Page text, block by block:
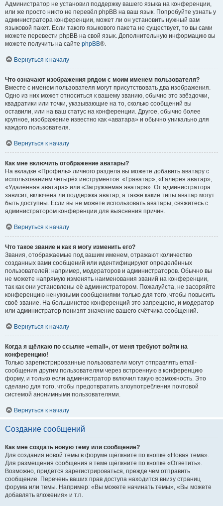
Администратор не установил поддержку вашего языка на конференции,
или же просто никто не перевёл phpBB на ваш язык. Попробуйте узнать у
администратора конференции, может ли он установить нужный вам
языковой пакет. Если такого языкового пакета не существует, то вы сами
можете перевести phpBB на свой язык. Дополнительную информацию вы
можете получить на сайте phpBB®.
Вернуться к началу
Что означают изображения рядом с моим именем пользователя?
Вместе с именем пользователя могут присутствовать два изображения.
Одно из них может относиться к вашему званию, обычно это звёздочки,
квадратики или точки, указывающие на то, сколько сообщений вы
оставили, или на ваш статус на конференции. Другое, обычно более
крупное, изображение известно как «аватара» и обычно уникально для
каждого пользователя.
Вернуться к началу
Как мне включить отображение аватары?
На вкладке «Профиль» личного раздела вы можете добавить аватару с
использованием четырёх инструментов: «Граватар», «Галерея аватар»,
«Удалённая аватара» или «Загружаемая аватара». От администратора
зависит, включена ли поддержка аватар, а также какие типы аватар могут
быть доступны. Если вы не можете использовать аватары, свяжитесь с
администратором конференции для выяснения причин.
Вернуться к началу
Что такое звание и как я могу изменить его?
Звания, отображаемые под вашим именем, отражают количество
созданных вами сообщений или идентифицируют определённых
пользователей: например, модераторов и администраторов. Обычно вы
не можете напрямую изменять наименования званий на конференции,
так как они установлены её администратором. Пожалуйста, не засоряйте
конференцию ненужными сообщениями только для того, чтобы повысить
своё звание. На большинстве конференций это запрещено, и модератор
или администратор понизят значение вашего счётчика сообщений.
Вернуться к началу
Когда я щёлкаю по ссылке «email», от меня требуют войти на
конференцию!
Только зарегистрированные пользователи могут отправлять email-
сообщения другим пользователям через встроенную в конференцию
форму, и только если администратор включил такую возможность. Это
сделано для того, чтобы предотвратить злоупотребления почтовой
системой анонимными пользователями.
Вернуться к началу
Создание сообщений
Как мне создать новую тему или сообщение?
Для создания новой темы в форуме щёлкните по кнопке «Новая тема».
Для размещения сообщения в теме щёлкните по кнопке «Ответить».
Возможно, придётся зарегистрироваться, прежде чем отправить
сообщение. Перечень ваших прав доступа находится внизу страниц
форума или темы. Например: «Вы можете начинать темы», «Вы можете
добавлять вложения» и т.п.